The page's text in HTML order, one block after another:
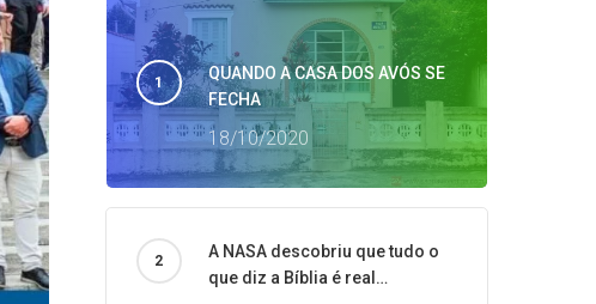
QUANDO A CASA DOS AVÓS SE
FECHA
18/10/2020
A NASA descobriu que tudo o
que diz a Bíblia é real…